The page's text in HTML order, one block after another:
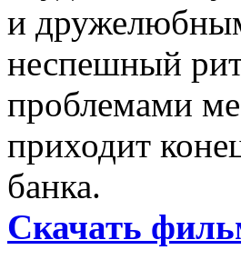
и
неспешный
проблемами
приходит
банка.
Скачать